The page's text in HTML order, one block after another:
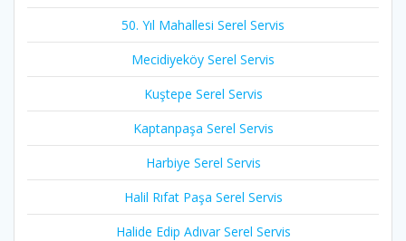
50. Yıl Mahallesi Serel Servis
Mecidiyeköy Serel Servis
Kuştepe Serel Servis
Kaptanpaşa Serel Servis
Harbiye Serel Servis
Halil Rıfat Paşa Serel Servis
Halide Edip Adıvar Serel Servis